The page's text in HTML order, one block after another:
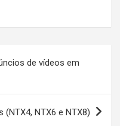
de vídeos em
NTX6 e NTX8)